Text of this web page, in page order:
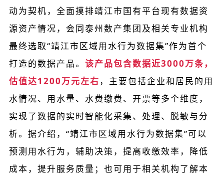
动为契机，全面摸排靖江市国有平台现有数据资
源资产情况，会同泰州数产集团及相关专业机构
最终选取“靖江市区域用水行为数据集”作为首个
打造的数据产品。 该产品包含数据近3000万条，
估值达1200万元左右 ，主要包括企业和居民的用
水情况、用水量、水费缴费、开票等多个维度，
实现了数据的实时智能化采集、处理、脱敏与分
析。据介绍，“靖江市区域用水行为数据集”可以
预测用水行为，辅助决策，提高收缴效率，降低
成本，提升服务质量；也可用于相关机构了解本